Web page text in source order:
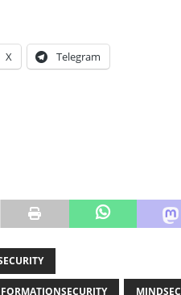
X Telegram
MINDSEC